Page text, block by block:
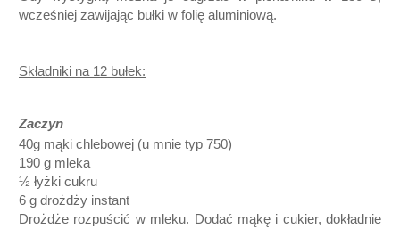
wcześniej zawijając bułki w folię aluminiową.
Składniki na 12 bułek:
Zaczyn
40g mąki chlebowej (u mnie typ 750)
190 g mleka
½ łyżki cukru
6 g drożdży instant
Drożdże rozpuścić w mleku. Dodać mąkę i cukier, dokładnie